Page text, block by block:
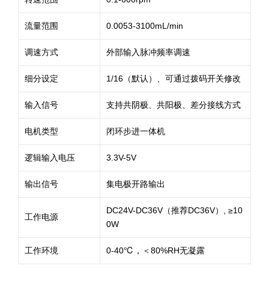
流量范围 0.0053-3100mL/min
调速方式 外部输入脉冲频率调速
细分设定 1/16（默认）、可通过拨码开关修改
输入信号 支持共阴极、共阳极、差分接线方式
电机类型 闭环步进一体机
逻辑输入电压 3.3V-5V
输出信号 集电极开路输出
工作电源
DC24V-DC36V（推荐DC36V）, ≥10
0W
工作环境 0-40℃，＜80%RH无凝露